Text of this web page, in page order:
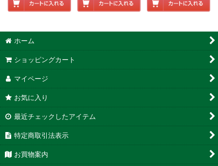
ホーム
ショッピングカート
マイページ
お気に入り
最近チェックしたアイテム
特定商取引法表示
お買物案内